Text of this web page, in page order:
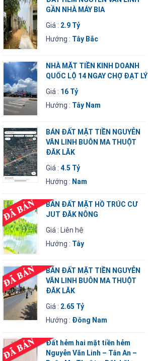
GẦN NHÀ MÁY BIA
Giá : 2.9 Tỷ
Hướng : Tây Bắc
NHÀ MẶT TIỀN KINH DOANH
QUỐC LỘ 14 NGAY CHỢ ĐẠT LÝ
Giá : 16 Tỷ
Hướng : Tây Nam
BÁN ĐẤT MẶT TIỀN NGUYỄN
VĂN LINH BUÔN MA THUỘT
ĐĂK LĂK
Giá :4.5 Tỷ
Hướng : Nam
BÁN ĐẤT MẶT HỒ TRÚC CƯ
JUT ĐĂK NÔNG
Giá : Liên hệ
Hướng : Tây
BÁN ĐẤT MẶT TIỀN NGUYỄN
VĂN LINH BUÔN MA THUỘT
ĐĂK LĂK
Giá : 2.65 Tỷ
Hướng : Đông Nam
Đất hẻm hai mặt tiền hẻm
Nguyễn Văn Linh – Tân An –